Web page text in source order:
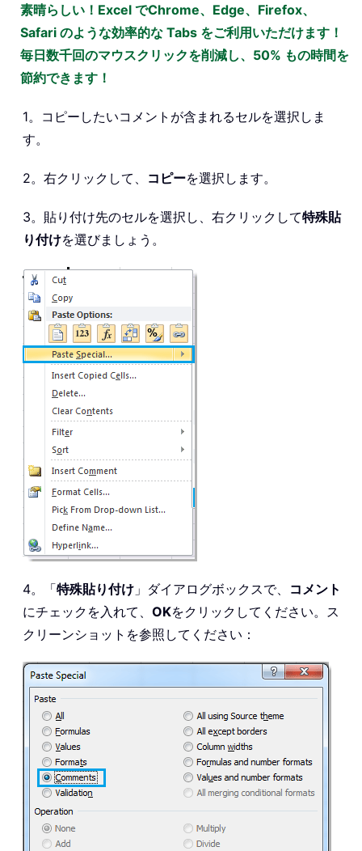
素晴らしい！Excel でChrome、Edge、Firefox、
Safari のような効率的な Tabs をご利用いただけます！
毎日数千回のマウスクリックを削減し、50% もの時間を
節約できます！
1。コピーしたいコメントが含まれるセルを選択しま
す。
2。右クリックして、 コピーを選択します。
3。貼り付け先のセルを選択し、右クリックして特殊貼
り付けを選びましょう。
4。「特殊貼り付け 」ダイアログボックスで、 コメント
にチェックを入れて、 OKをクリックしてください。ス
クリーンショットを参照してください：